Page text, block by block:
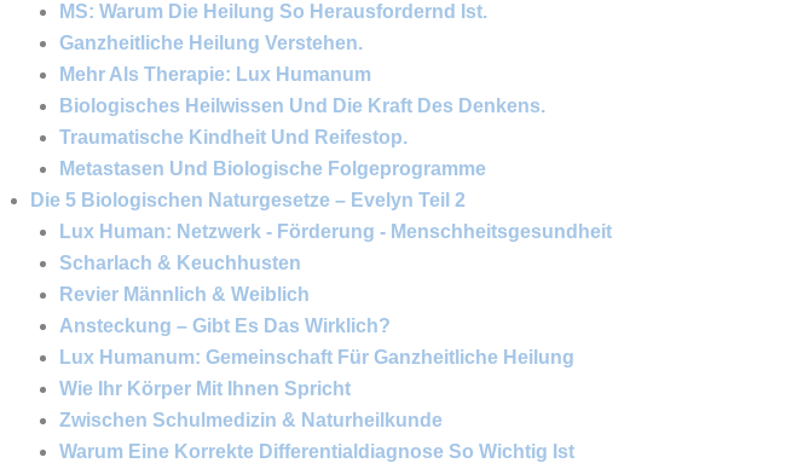
MS: Warum Die Heilung So Herausfordernd Ist.
Ganzheitliche Heilung Verstehen.
Mehr Als Therapie: Lux Humanum
Biologisches Heilwissen Und Die Kraft Des Denkens.
Traumatische Kindheit Und Reifestop.
Metastasen Und Biologische Folgeprogramme
Die 5 Biologischen Naturgesetze – Evelyn Teil 2
Lux Human: Netzwerk - Förderung - Menschheitsgesundheit
Scharlach & Keuchhusten
Revier Männlich & Weiblich
Ansteckung – Gibt Es Das Wirklich?
Lux Humanum: Gemeinschaft Für Ganzheitliche Heilung
Wie Ihr Körper Mit Ihnen Spricht
Zwischen Schulmedizin & Naturheilkunde
Warum Eine Korrekte Differentialdiagnose So Wichtig Ist